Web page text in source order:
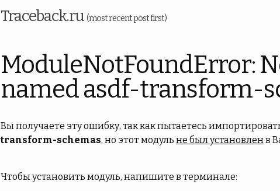
Traceback.ru (most recent post first)
ModuleNotFoundError:
named asdf-transform-
Вы получаете эту ошибку, так как пытаетесь
transform-schemas, но этот модуль не был установленв
Чтобы установить модуль, напишите в терминале: